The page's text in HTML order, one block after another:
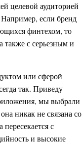
целевой аудиторией
если бренд
финтехом, то
также с серьезным и
или сферой
так. Приведу
мы выбрали
никак не связана со
с
и высокие